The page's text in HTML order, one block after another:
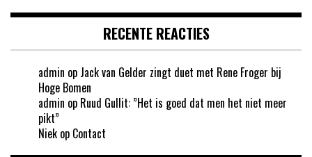
RECENTE REACTIES
admin op Jack van Gelder zingt duet met Rene Froger bij
Hoge Bomen
admin op Ruud Gullit: ”Het is goed dat men het niet meer
pikt”
Niek op Contact